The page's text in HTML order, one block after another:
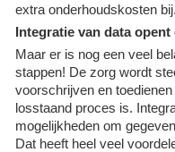
extra onderhoudskosten bij.
Integratie van data
Maar er is nog een veel
stappen! De zorg wordt
voorschrijven en
losstaand proces is.
mogelijkheden om
Dat heeft heel veel